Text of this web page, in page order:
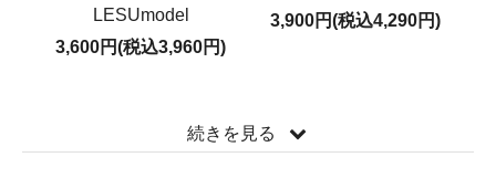
LESUmodel
3,600円(税込3,960円)
3,900円(税込4,290円)
続きを見る